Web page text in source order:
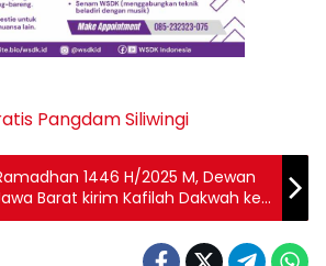
Pangdam Siliwingi
1446 H/2025 M, Dewan
Barat kirim Kafilah Dakwah ke